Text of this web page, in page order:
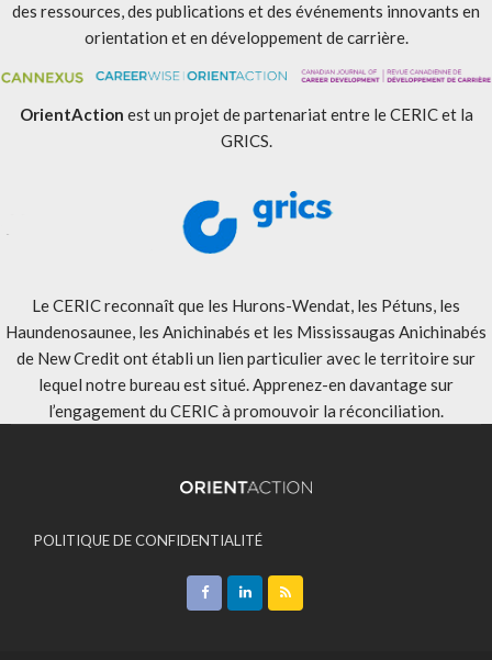
des ressources, des publications et des événements innovants en
orientation et en développement de carrière.
OrientAction est un projet de partenariat entre le CERIC et la
GRICS.
Le CERIC reconnaît que les Hurons-Wendat, les Pétuns, les
Haundenosaunee, les Anichinabés et les Mississaugas Anichinabés
de New Credit ont établi un lien particulier avec le territoire sur
lequel notre bureau est situé. Apprenez-en davantage sur
l’engagement du CERIC à promouvoir la réconciliation.
POLITIQUE DE CONFIDENTIALITÉ
ACCEPTATION DES MODALITÉS CONTACT